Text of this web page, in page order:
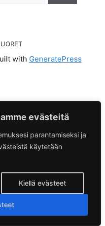
evästeitä
parantamiseksi ja
käytetään
Kiellä evästeet
with GeneratePress